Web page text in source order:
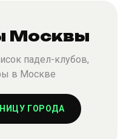
Москвы
падел-клубов,
в Москве
ГОРОДА